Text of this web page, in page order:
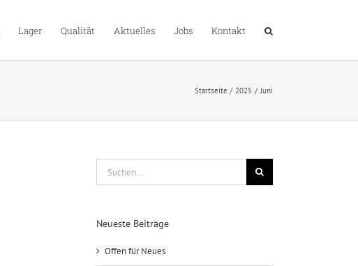
Lager Qualität Aktuelles Jobs Kontakt
Startseite 2025 Juni
Neueste Beiträge
Offen für Neues